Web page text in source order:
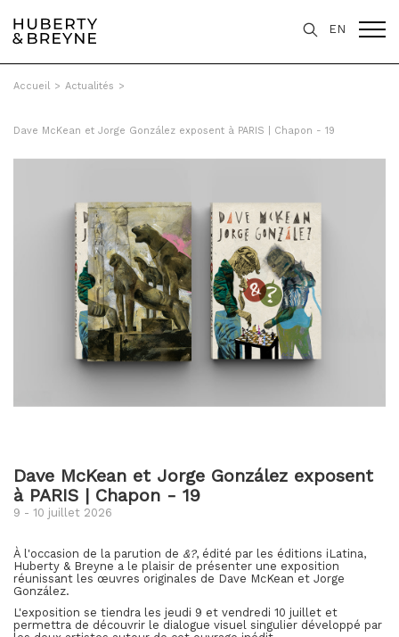
EN
Accueil > Actualités >
Dave McKean et Jorge González exposent à PARIS | Chapon - 19
Dave McKean et Jorge González exposent
à PARIS | Chapon - 19
9 - 10 juillet 2026
À l'occasion de la parution de &?, édité par les éditions iLatina,
Huberty & Breyne a le plaisir de présenter une exposition
réunissant les œuvres originales de Dave McKean et Jorge
González.
L'exposition se tiendra les jeudi 9 et vendredi 10 juillet et
permettra de découvrir le dialogue visuel singulier développé par